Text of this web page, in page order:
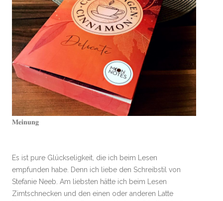
𝐌𝐞𝐢𝐧𝐮𝐧𝐠
Es ist pure Glückseligkeit, die ich beim Lesen
empfunden habe. Denn ich liebe den Schreibstil von
Stefanie Neeb. Am liebsten hätte ich beim Lesen
Zimtschnecken und den einen oder anderen Latte